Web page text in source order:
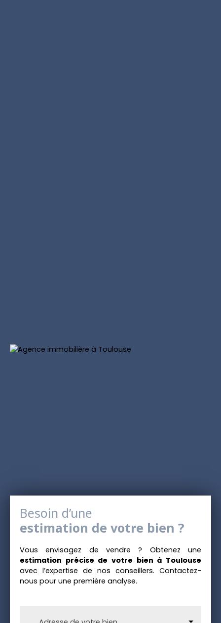
Besoin d’une
estimation de votre bien ?
Vous envisagez de vendre ? Obtenez une
estimation précise de votre bien à Toulouse
avec l’expertise de nos conseillers. Contactez-
nous pour une première analyse.